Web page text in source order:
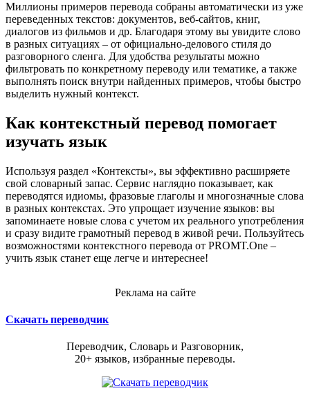
Миллионы примеров перевода собраны автоматически из уже
переведенных текстов: документов, веб-сайтов, книг,
диалогов из фильмов и др. Благодаря этому вы увидите слово
в разных ситуациях – от официально-делового стиля до
разговорного сленга. Для удобства результаты можно
фильтровать по конкретному переводу или тематике, а также
выполнять поиск внутри найденных примеров, чтобы быстро
выделить нужный контекст.
Как контекстный перевод помогает
изучать язык
Используя раздел «Контексты», вы эффективно расширяете
свой словарный запас. Сервис наглядно показывает, как
переводятся идиомы, фразовые глаголы и многозначные слова
в разных контекстах. Это упрощает изучение языков: вы
запоминаете новые слова с учетом их реального употребления
и сразу видите грамотный перевод в живой речи. Пользуйтесь
возможностями контекстного перевода от PROMT.One –
учить язык станет еще легче и интереснее!
Реклама на сайте
Скачать переводчик
Переводчик, Словарь и Разговорник,
20+ языков, избранные переводы.